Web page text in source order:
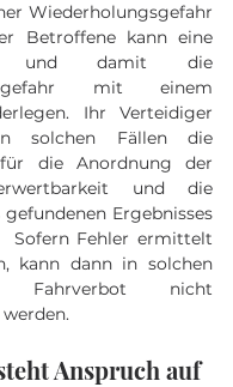
Wiederholungsgefahr
Betroffene kann eine
und damit die
mit einem
Ihr Verteidiger
solchen Fällen die
die Anordnung der
und die
Ergebnisses
Sofern Fehler ermittelt
kann dann in solchen
nicht
Anspruch auf